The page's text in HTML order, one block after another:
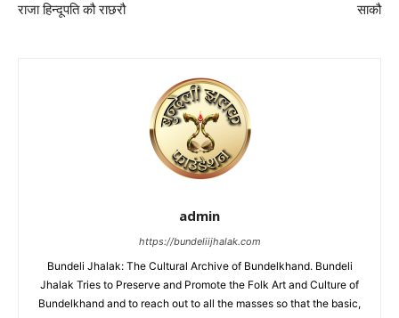
राजा हिन्दूपति कौ राछरौ
साकौ
admin
https://bundeliijhalak.com
Bundeli Jhalak: The Cultural Archive of Bundelkhand. Bundeli
Jhalak Tries to Preserve and Promote the Folk Art and Culture of
Bundelkhand and to reach out to all the masses so that the basic,